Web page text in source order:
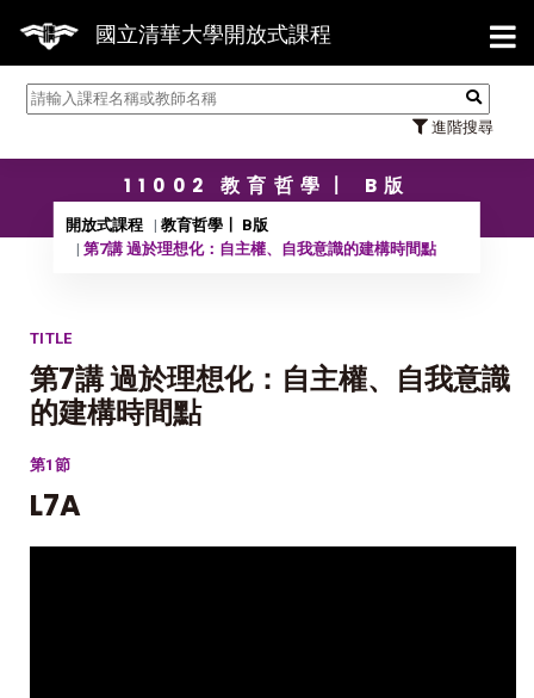
國立清華大學開放式課程
進階搜尋
【
11002 教育哲學〡 B版
開放式課程
教育哲學〡 B版
第7講 過於理想化：自主權、自我意識的建構時間點
TITLE
第7講 過於理想化：自主權、自我意識
的建構時間點
第1節
L7A